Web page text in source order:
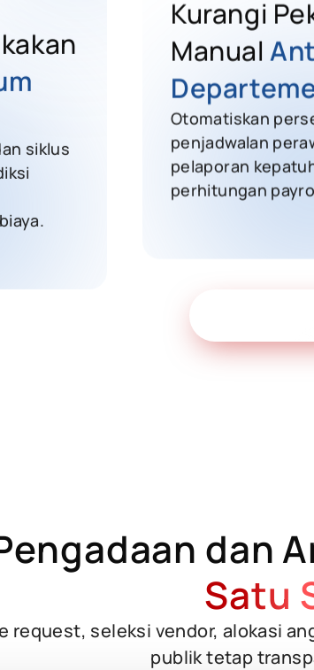
siklus
Kurangi
Manual
Otomatiskan
penjadwalan
pelaporan
perhitungan
dan
Satu
request, seleksi vendor, alokasi
publik tetap